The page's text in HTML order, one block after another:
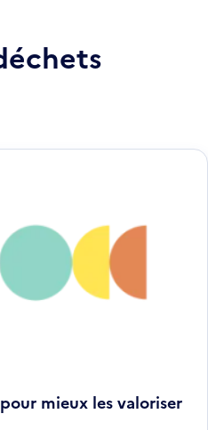
mieux les valoriser